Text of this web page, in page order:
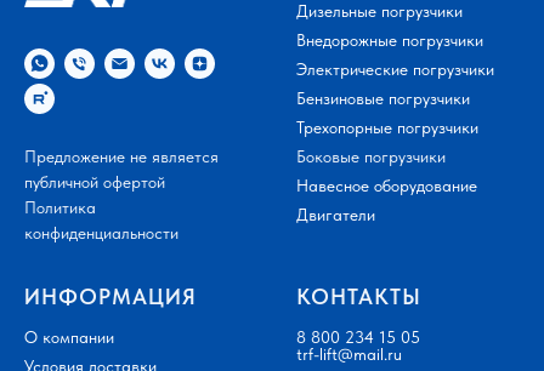
Предложение не является
публичной офертой
Политика
конфиденциальности
Дизельные погрузчики
Внедорожные погрузчики
Электрические погрузчики
Бензиновые погрузчики
Трехопорные погрузчики
Боковые погрузчики
Навесное оборудование
Двигатели
ИНФОРМАЦИЯ
О компании
Условия доставки
КОНТАКТЫ
8 800 234 15 05
trf-lift@mail.ru